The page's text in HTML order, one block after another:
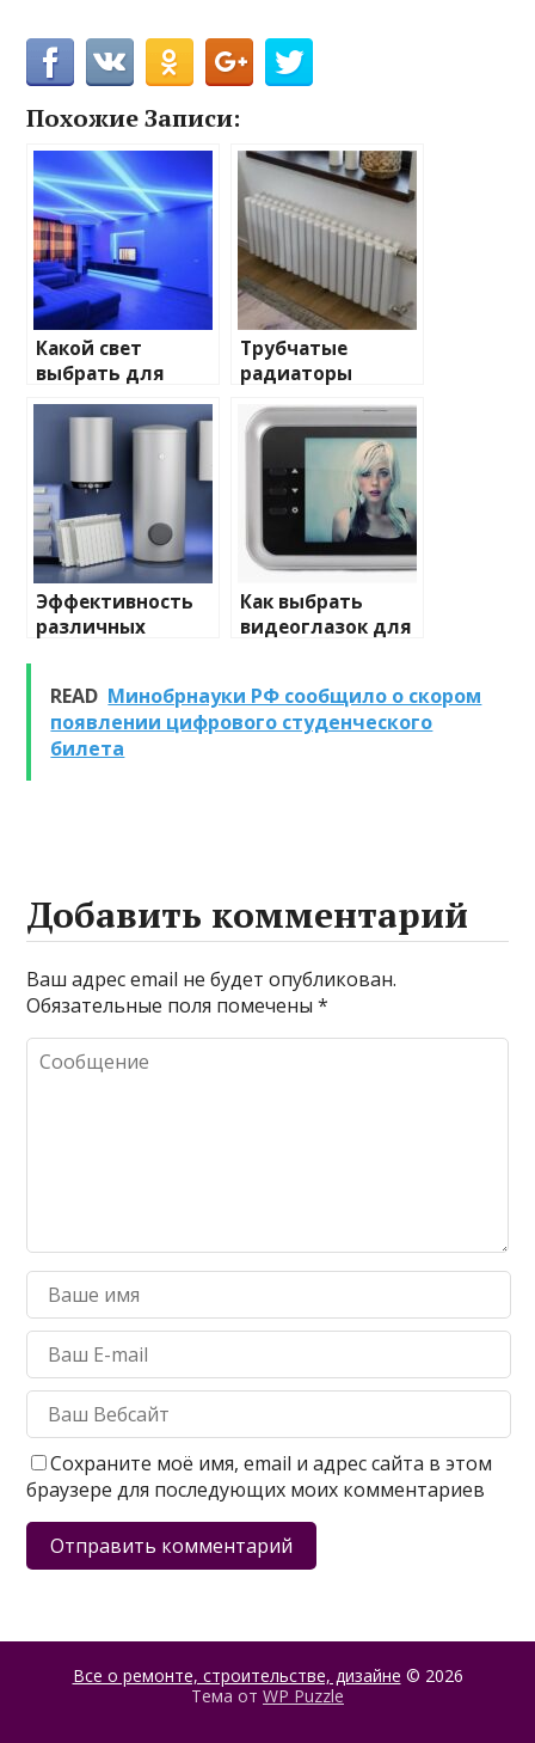
Похожие Записи:
Какой свет
выбрать для
домашнего
освещения
Трубчатые
радиаторы
отопления: виды
и характеристики
Эффективность
различных
очистке и
промывке котлов
Как выбрать
видеоглазок для
READ Минобрнауки РФ сообщило о скором
появлении цифрового студенческого
билета
Добавить комментарий
Ваш адрес email не будет опубликован.
Обязательные поля помечены*
Сохраните моё имя, email и адрес сайта в этом
браузере для последующих моих комментариев
Все о ремонте, строительстве, дизайне © 2026
Тема от WP Puzzle